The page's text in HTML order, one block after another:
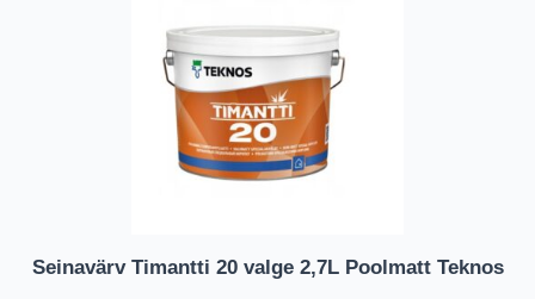
Seinavärv Timantti 20 valge 2,7L Poolmatt Teknos